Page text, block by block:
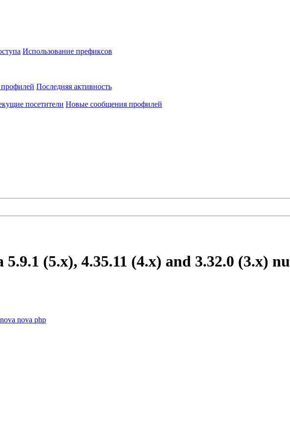
Использование префиксов
Последняя активность
посетители Новые сообщения профилей
(5.x), 4.35.11 (4.x) and 3.32.0 (3.x)
nova php